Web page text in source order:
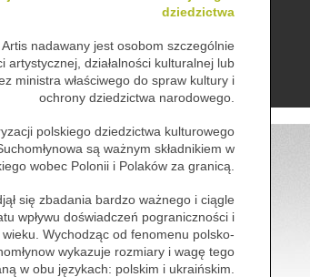
dziedzictwa
nadawany jest osobom szczególnie
działalności kulturalnej lub
ministra właściwego do spraw kultury i
ochrony dziedzictwa narodowego.
polskiego dziedzictwa kulturowego
są ważnym składnikiem w
wobec Polonii i Polaków za granicą.
się zbadania bardzo ważnego i ciągle
wpływu doświadczeń pograniczności i
Wychodząc od fenomenu polsko-
wykazuje rozmiary i wagę tego
w obu językach: polskim i ukraińskim.